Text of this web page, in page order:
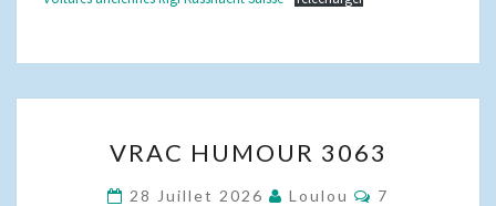
HUMOUR
3063
VRAC HUMOUR 3063
28 Juillet 2026 Loulou
7